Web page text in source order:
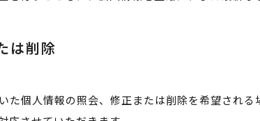
は削除
た個人情報の照会、修正または削除を希望され